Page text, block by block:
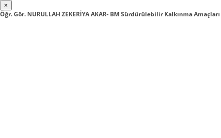
×
Öğr. Gör. NURULLAH ZEKERİYA AKAR- BM Sürdürülebilir Kalkınma Amaçları